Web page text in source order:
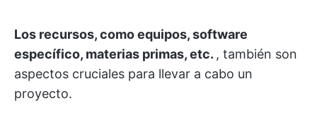
Los recursos, como equipos, software
específico, materias primas, etc. , también son
aspectos cruciales para llevar a cabo un
proyecto.